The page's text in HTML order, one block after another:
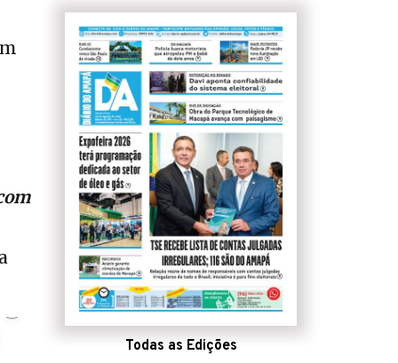
Todas as Edições